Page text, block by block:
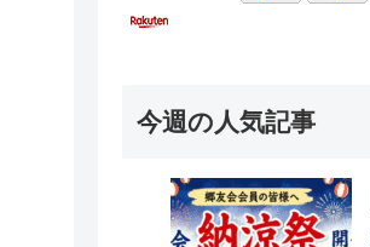
今週の人気記事